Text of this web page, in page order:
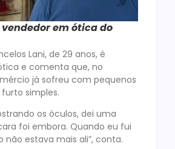
vendedor em ótica do
Lani, de 29 anos, é
e comenta que, no
já sofreu com pequenos
simples.
os óculos, dei uma
foi embora. Quando eu fui
não estava mais ali”, conta.